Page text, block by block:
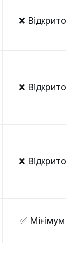
❌ Відкрито
❌ Відкрито
❌ Відкрито
✅ Мінімум